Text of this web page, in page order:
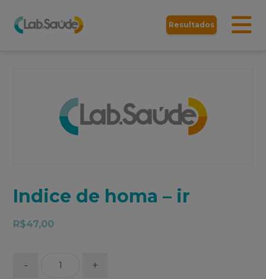
Resultados
Indice de homa – ir
R$47,00
- +